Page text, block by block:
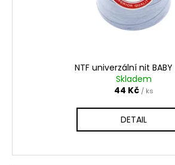
NTF univerzální nit BABY
Skladem
44 Kč / ks
DETAIL